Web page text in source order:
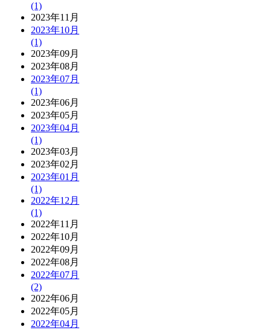
(1)
2023年11月
2023年10月
(1)
2023年09月
2023年08月
2023年07月
(1)
2023年06月
2023年05月
2023年04月
(1)
2023年03月
2023年02月
2023年01月
(1)
2022年12月
(1)
2022年11月
2022年10月
2022年09月
2022年08月
2022年07月
(2)
2022年06月
2022年05月
2022年04月